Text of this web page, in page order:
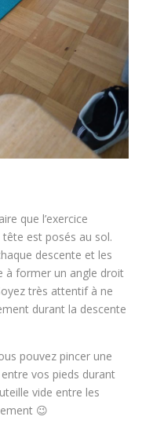
que l’exercice
est posés au sol.
descente et les
à former un angle droit
très attentif à ne
durant la descente
pouvez pincer une
vos pieds durant
vide entre les
😉